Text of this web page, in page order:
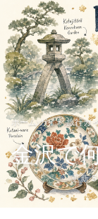
ホーム›ガイド›旅行ガ
金沢で
更新